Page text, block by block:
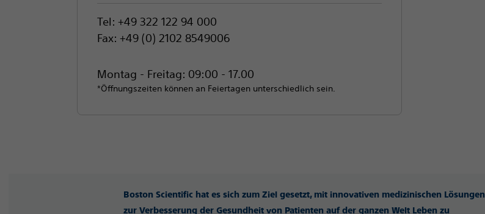
Tel: +49 322 122 94 000
Fax: +49 (0) 2102 8549006
Montag - Freitag: 09:00 - 17.00
*Öffnungszeiten können an Feiertagen unterschiedlich sein.
Boston Scientific hat es sich zum Ziel gesetzt, mit innovativen medizinischen Lösungen
zur Verbesserung der Gesundheit von Patienten auf der ganzen Welt Leben zu